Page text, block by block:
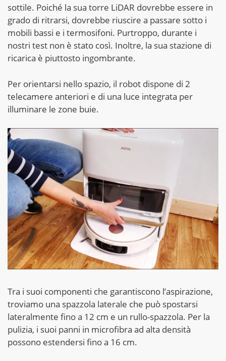
sottile. Poiché la sua torre LiDAR dovrebbe essere in
grado di ritrarsi, dovrebbe riuscire a passare sotto i
mobili bassi e i termosifoni. Purtroppo, durante i
nostri test non è stato così. Inoltre, la sua stazione di
ricarica è piuttosto ingombrante.
Per orientarsi nello spazio, il robot dispone di 2
telecamere anteriori e di una luce integrata per
illuminare le zone buie.
Tra i suoi componenti che garantiscono l’aspirazione,
troviamo una spazzola laterale che può spostarsi
lateralmente fino a 12 cm e un rullo-spazzola. Per la
pulizia, i suoi panni in microfibra ad alta densità
possono estendersi fino a 16 cm.